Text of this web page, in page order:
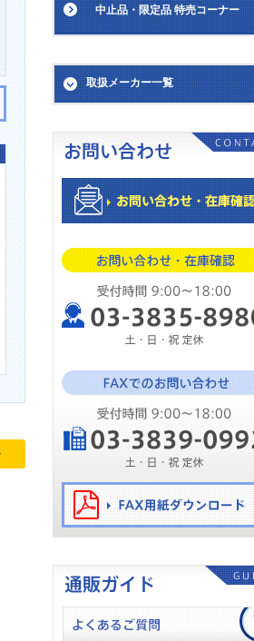
中止品・限定品 特売コーナー
取扱メーカー一覧